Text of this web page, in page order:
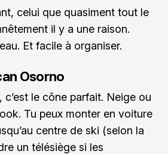
celui que quasiment tout le
il y a une raison.
Et facile à organiser.
Osorno
c’est le cône parfait. Neige ou
Tu peux monter en voiture
centre de ski (selon la
un télésiège si les